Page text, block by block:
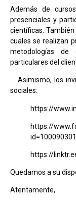
Además de
presenciales y
científicas.
cuales se realizan
metodologías
particulares del
Asimismo, los
sociales:
https://
https://
https://
Quedamos a su
Atentamente,